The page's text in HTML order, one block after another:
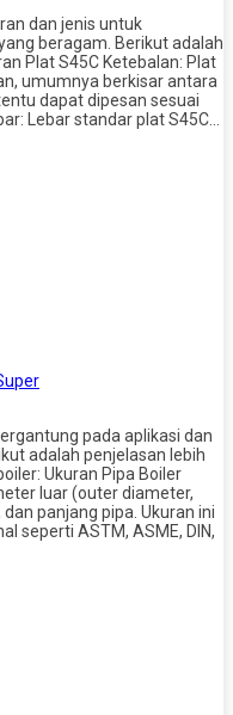
dan jenis untuk
beragam. Berikut adalah
Plat S45C Ketebalan: Plat
umumnya berkisar antara
dapat dipesan sesuai
Lebar standar plat S45C…
pada aplikasi dan
adalah penjelasan lebih
Ukuran Pipa Boiler
luar (outer diameter,
panjang pipa. Ukuran ini
seperti ASTM, ASME, DIN,